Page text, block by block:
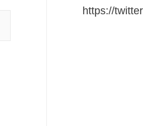
https://